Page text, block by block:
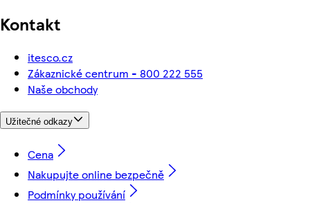
Kontakt
itesco.cz
Zákaznické centrum - 800 222 555
Naše obchody
Užitečné odkazy
Cena
Nakupujte online bezpečně
Podmínky používání